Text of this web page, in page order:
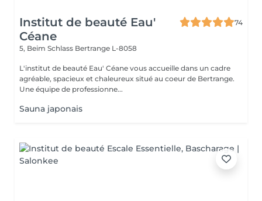
Institut de beauté Eau'
Céane
74
5, Beim Schlass Bertrange L-8058
L'institut de beauté Eau' Céane vous accueille dans un cadre
agréable, spacieux et chaleureux situé au coeur de Bertrange.
Une équipe de professionne...
Sauna japonais